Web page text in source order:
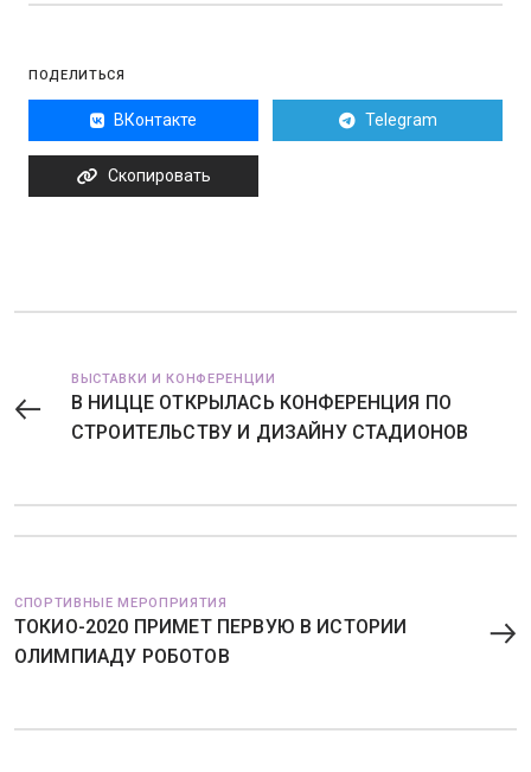
ПОДЕЛИТЬСЯ
ВКонтакте Telegram
Скопировать
ВЫСТАВКИ И КОНФЕРЕНЦИИ
В НИЦЦЕ ОТКРЫЛАСЬ КОНФЕРЕНЦИЯ ПО
СТРОИТЕЛЬСТВУ И ДИЗАЙНУ СТАДИОНОВ
СПОРТИВНЫЕ МЕРОПРИЯТИЯ
ТОКИО-2020 ПРИМЕТ ПЕРВУЮ В ИСТОРИИ
ОЛИМПИАДУ РОБОТОВ